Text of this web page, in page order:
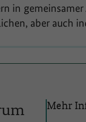
in
aber auch
Mehr